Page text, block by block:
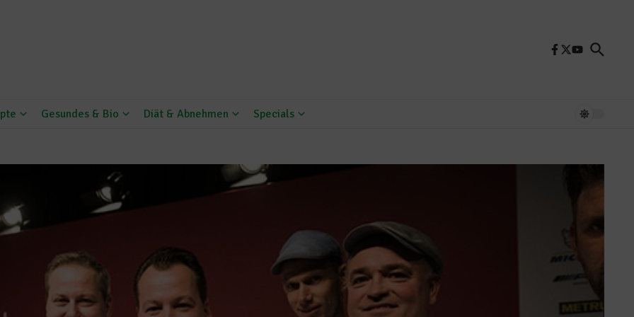
Gesundes & Bio Diät & Abnehmen Specials